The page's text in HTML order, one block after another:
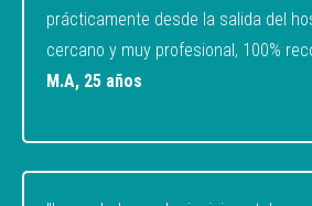
prácticamente desde la salida del
cercano y muy profesional, 100%
M.A, 25 años